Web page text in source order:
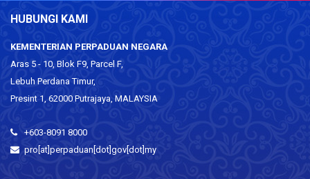
HUBUNGI KAMI
KEMENTERIAN PERPADUAN NEGARA
Aras 5 - 10, Blok F9, Parcel F,
Lebuh Perdana Timur,
Presint 1, 62000 Putrajaya, MALAYSIA
+603-8091 8000
pro[at]perpaduan[dot]gov[dot]my